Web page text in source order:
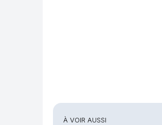
À VOIR AUSSI